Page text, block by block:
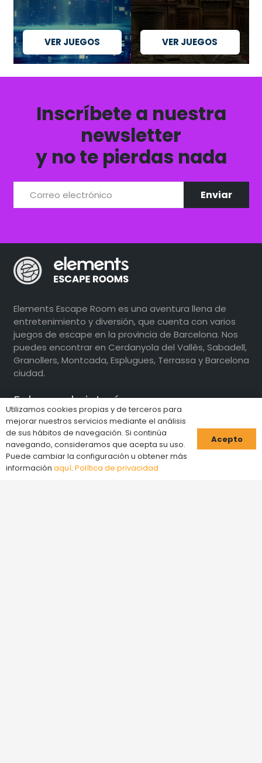
VER JUEGOS VER JUEGOS
Inscríbete a nuestra
newsletter
y no te pierdas nada
Elements Escape Room es una aventura llena de
entretenimiento y diversión, que cuenta con varios
juegos de escape en la provincia de Barcelona. Nos
puedes encontrar en Cerdanyola del Vallès, Sabadell,
Granollers, Montcada, Esplugues, Terrassa y Barcelona
ciudad.
Enlaces de interés
Inicio
Términos y condiciones
Utilizamos cookies propias y de terceros para
mejorar nuestros servicios mediante el análisis
de sus hábitos de navegación. Si continúa
navegando, consideramos que acepta su uso.
Puede cambiar la configuración u obtener más
información aquí. Política de privacidad
Acepto